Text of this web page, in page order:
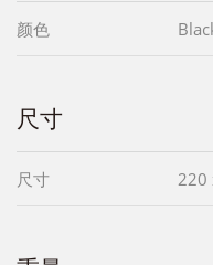
颜色
尺寸
尺寸 220